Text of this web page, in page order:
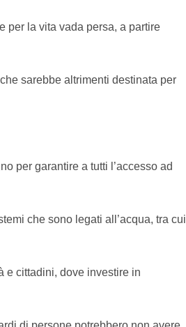
per la vita vada persa, a partire
sarebbe altrimenti destinata per
per garantire a tutti l’accesso ad
che sono legati all’acqua, tra cui
e cittadini, dove investire in